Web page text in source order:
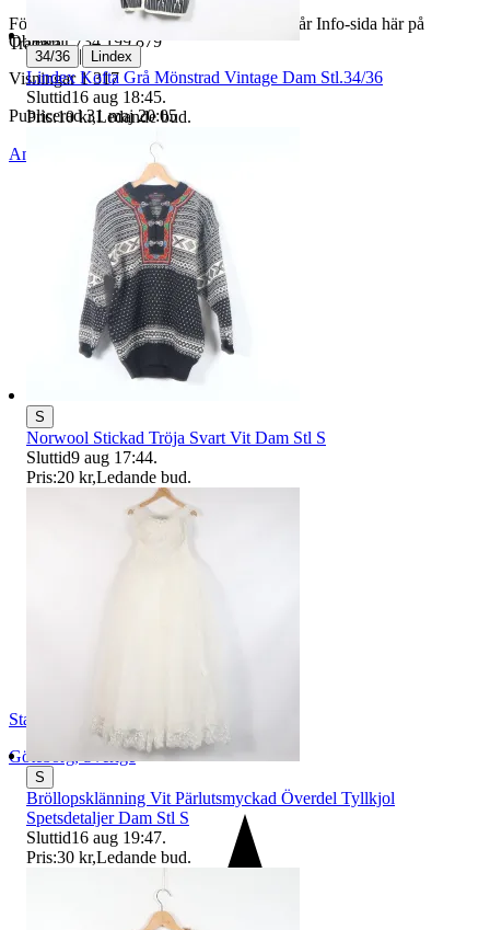
För butiksinformation och köpvillkor, se vår Info-sida här på
Tradera.
Objektnr 734 199 879
Visningar 1 317
Publicerad 31 maj 20:05
Anmäl
StadsmissionensSecondhandGbg
Göteborg
Sverige
34/36 | Lindex
Lindex Kofta Grå Mönstrad Vintage Dam Stl.34/36
Sluttid16 aug 18:45.
Pris:10 kr,Ledande bud.
S
Norwool Stickad Tröja Svart Vit Dam Stl S
Sluttid9 aug 17:44.
Pris:20 kr,Ledande bud.
S
Bröllopsklänning Vit Pärlutsmyckad Överdel Tyllkjol
Spetsdetaljer Dam Stl S
Sluttid16 aug 19:47.
Pris:30 kr,Ledande bud.